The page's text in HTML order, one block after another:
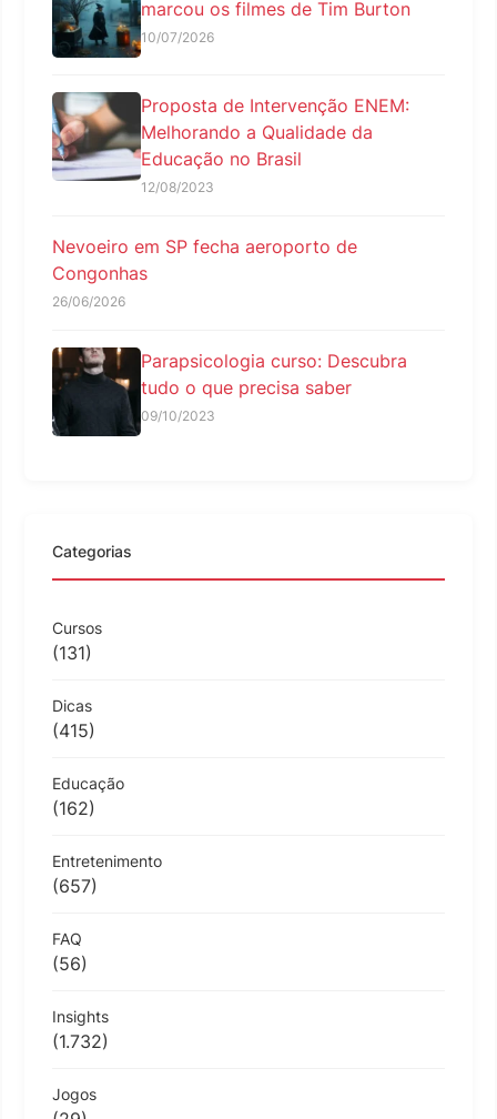
marcou os filmes de Tim Burton
10/07/2026
Proposta de Intervenção ENEM:
Melhorando a Qualidade da
Educação no Brasil
12/08/2023
Nevoeiro em SP fecha aeroporto de
Congonhas
26/06/2026
Parapsicologia curso: Descubra
tudo o que precisa saber
09/10/2023
Categorias
Cursos
(131)
Dicas
(415)
Educação
(162)
Entretenimento
(657)
FAQ
(56)
Insights
(1.732)
Jogos